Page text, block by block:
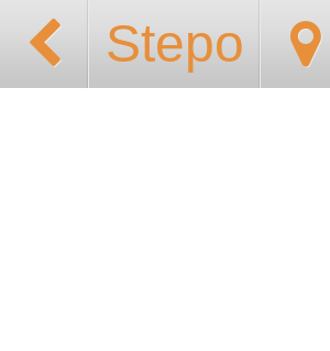
Stepo